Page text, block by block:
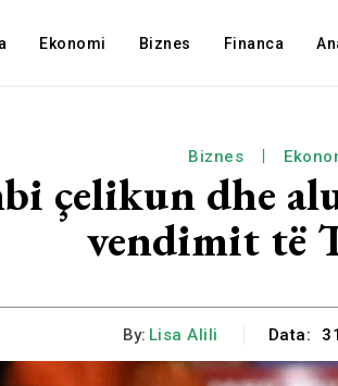
Ekonomi Biznes Financa
Biznes
çelikun dhe
vendimit të
By: Lisa Alili Data: